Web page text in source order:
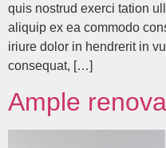
quis nostrud exerci tation
aliquip ex ea commodo
iriure dolor in hendrerit in
consequat, […]
Ample